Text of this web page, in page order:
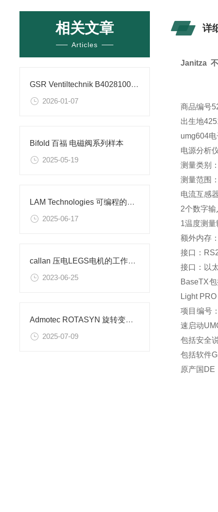
相关文章
Articles
GSR Ventiltechnik B40281002.032X 截止阀的技术参数
2026-01-07
Bifold 百福 电磁阀系列样本
2025-05-19
LAM Technologies 可编程的驱动器出厂不带程序
2025-06-17
callan 压电LEGS电机的工作原理
2023-06-25
Admotec ROTASYN 旋转变压器的应用
2025-07-09
详
Janitza
商品编号
出生地
umg604
电源分析
测量类别
测量范围
电流互感
2个数字
1温度测量
额外内存
接口：
接口：以
BaseTX
Light
项目编号
速启动
包括安全
包括软件
原产国DE